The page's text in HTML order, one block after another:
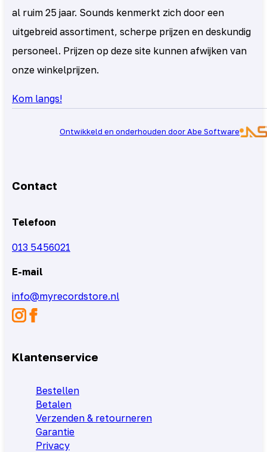
al ruim 25 jaar. Sounds kenmerkt zich door een
uitgebreid assortiment, scherpe prijzen en deskundig
personeel. Prijzen op deze site kunnen afwijken van
onze winkelprijzen.
Kom langs!
Ontwikkeld en onderhouden door Abe Software
Contact
Telefoon
013 5456021
E-mail
info@myrecordstore.nl
Klantenservice
Bestellen
Betalen
Verzenden & retourneren
Garantie
Privacy